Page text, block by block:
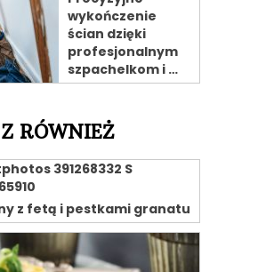
wykończenie
ścian dzięki
profesjonalnym
szpachelkom i …
RÓWNIEŻ
z fetą i pestkami granatu